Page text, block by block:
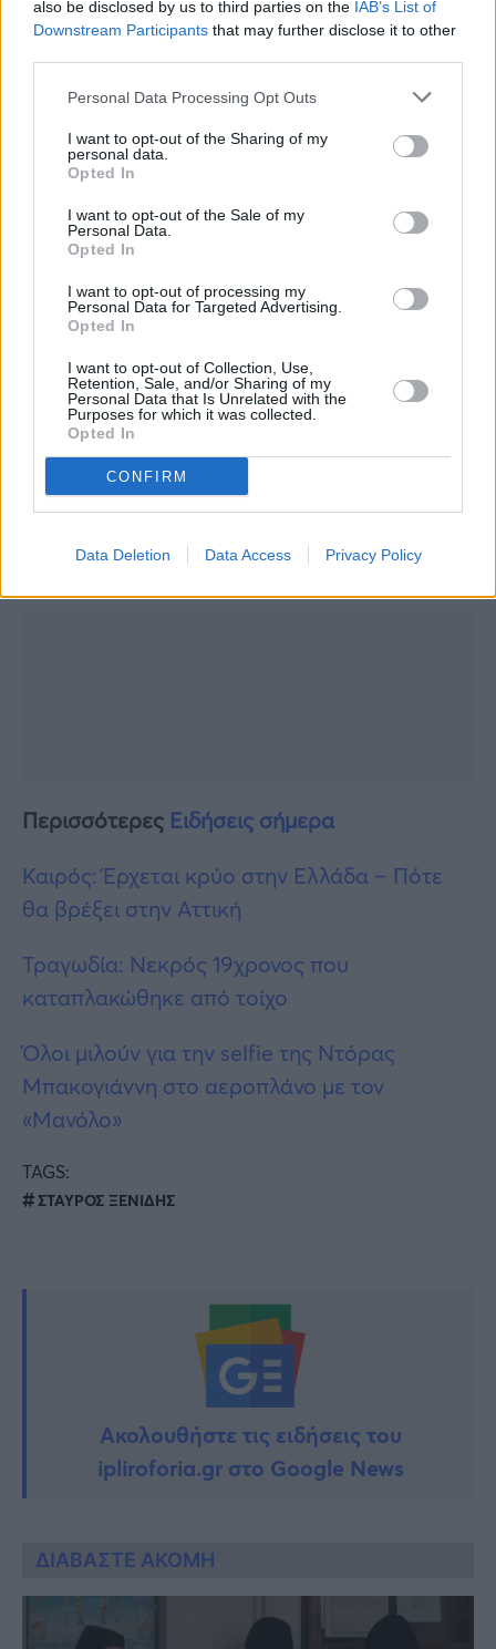
also be disclosed by us to third parties on the IAB’s List of
Downstream Participants that may further disclose it to other
Personal Data Processing Opt Outs
I want to opt-out of the Sharing of my
personal data.
Opted In
I want to opt-out of the Sale of my
Personal Data.
Opted In
I want to opt-out of processing my
Personal Data for Targeted Advertising.
Opted In
I want to opt-out of Collection, Use,
Retention, Sale, and/or Sharing of my
Personal Data that Is Unrelated with the
Purposes for which it was collected.
Opted In
CONFIRM
Data Deletion Data Access Privacy Policy
Περισσότερες Ειδήσεις σήμερα
Καιρός: Έρχεται κρύο στην Ελλάδα – Πότε
θα βρέξει στην Αττική
Τραγωδία: Νεκρός 19χρονος που
καταπλακώθηκε από τοίχο
Όλοι μιλούν για την selfie της Ντόρας
Μπακογιάννη στο αεροπλάνο με τον
«Μανόλο»
TAGS:
ΣΤΑΥΡΟΣ ΞΕΝΙΔΗΣ
Ακολουθήστε τις ειδήσεις του
ipliroforia.gr στο Google News
ΔΙΑΒΑΣΤΕ ΑΚΟΜΗ